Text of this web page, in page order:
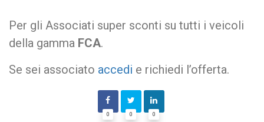
Per gli Associati super sconti su tutti i veicoli
della gamma FCA.
Se sei associato accedi e richiedi l’offerta.
0 0 0